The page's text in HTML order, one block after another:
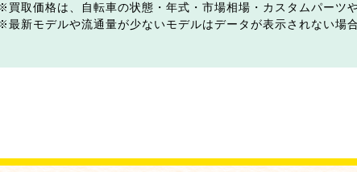
買取価格は、自転車の状態・年式・市場相場・カスタムパーツ
最新モデルや流通量が少ないモデルはデータが表示されない場